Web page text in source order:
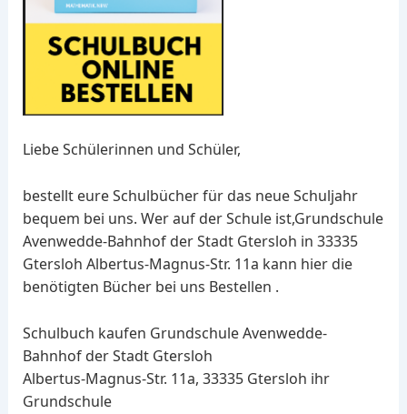
Liebe Schülerinnen und Schüler,
bestellt eure Schulbücher für das neue Schuljahr
bequem bei uns. Wer auf der Schule ist,Grundschule
Avenwedde-Bahnhof der Stadt Gtersloh in 33335
Gtersloh Albertus-Magnus-Str. 11a kann hier die
benötigten Bücher bei uns Bestellen .
Schulbuch kaufen Grundschule Avenwedde-
Bahnhof der Stadt Gtersloh
Albertus-Magnus-Str. 11a, 33335 Gtersloh ihr
Grundschule